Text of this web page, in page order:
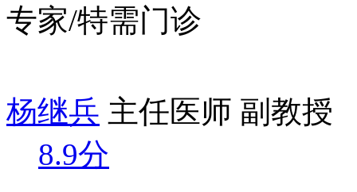
专家/特需门诊
杨继兵 主任医师 副教授
8.9分